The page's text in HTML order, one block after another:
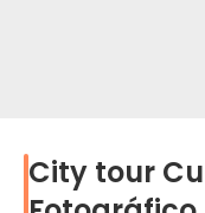
Perfil
City tour